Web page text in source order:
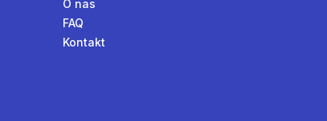
O nas
FAQ
Kontakt